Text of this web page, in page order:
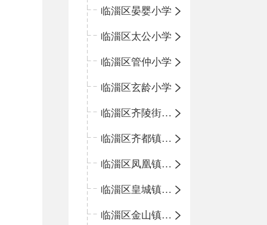
临淄区晏婴小学
临淄区太公小学
临淄区管仲小学
临淄区玄龄小学
临淄区齐陵街道中心学校
临淄区齐都镇中心学校
临淄区凤凰镇中心学校
临淄区皇城镇中心学校
临淄区金山镇中心学校